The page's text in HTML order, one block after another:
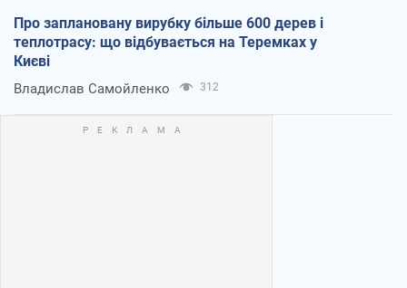
Про заплановану вирубку більше 600 дерев і
теплотрасу: що відбувається на Теремках у
Києві
Владислав Самойленко 312